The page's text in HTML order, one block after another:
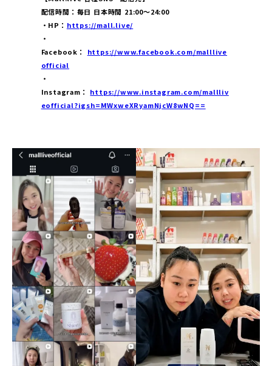
配信時間：毎日 日本時間 21:00〜24:00
・HP： https://mall.live/
・
Facebook： https://www.facebook.com/malllive
official
・
Instagram： https://www.instagram.com/mallliv
eofficial?igsh=MWxweXRyamNjcW8wNQ==